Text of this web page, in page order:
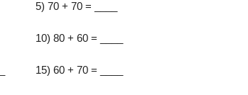
5) 70 + 70 = ____
10) 80 + 60 = ____
15) 60 + 70 = ____